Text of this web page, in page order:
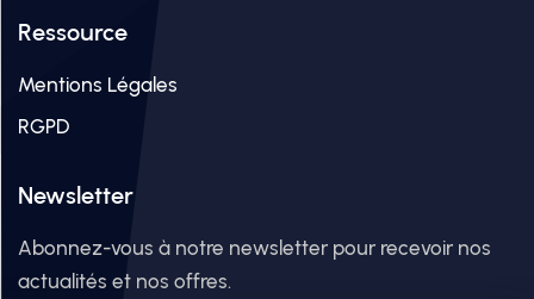
Ressource
Mentions Légales
RGPD
Newsletter
Abonnez-vous à notre newsletter pour recevoir nos
actualités et nos offres.